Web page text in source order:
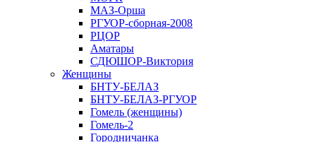
МАЗ-Орша
РГУОР-сборная-2008
РЦОР
Аматары
СДЮШОР-Виктория
Женщины
БНТУ-БЕЛАЗ
БНТУ-БЕЛАЗ-РГУОР
Гомель (женщины)
Гомель-2
Городничанка